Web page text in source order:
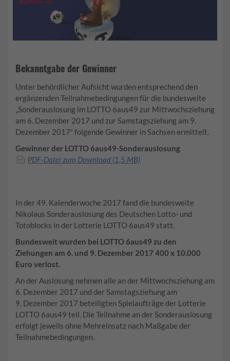
Bekanntgabe der Gewinner
Unter behördlicher Aufsicht wurden entsprechend den
ergänzenden Teilnahmebedingungen für die bundesweite
„Sonderauslosung im LOTTO 6aus49 zur Mittwochsziehung
am 6. Dezember 2017 und zur Samstagsziehung am 9.
Dezember 2017“ folgende Gewinner in Sachsen ermittelt.
Gewinner der LOTTO 6aus49-Sonderauslosung
PDF-Datei zum Download (1,5 MB)
In der 49. Kalenderwoche 2017 fand die bundesweite
Nikolaus Sonderauslosung des Deutschen Lotto- und
Totoblocks in der Lotterie LOTTO 6aus49 statt.
Bundesweit wurden bei LOTTO 6aus49 zu den
Ziehungen am 6. und 9. Dezember 2017 400 x 10.000
Euro verlost.
An der Auslosung nehmen alle an der Mittwochsziehung am
6. Dezember 2017 und der Samstagsziehung am
9. Dezember 2017 beteiligten Spielaufträge der Lotterie
LOTTO 6aus49 teil. Die Teilnahme an der Sonderauslosung
erfolgt jeweils ohne Mehreinsatz nach Maßgabe der
Teilnahmebedingungen.